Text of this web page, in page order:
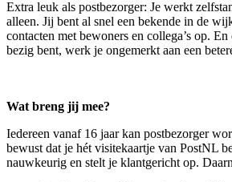
Extra leuk als postbezorger: Je werkt
alleen. Jij bent al snel een bekende in de
contacten met bewoners en collega’s op.
bezig bent, werk je ongemerkt aan een
Wat breng jij mee?
Iedereen vanaf 16 jaar kan postbezorger
bewust dat je hét visitekaartje van PostNL
nauwkeurig en stelt je klantgericht op.